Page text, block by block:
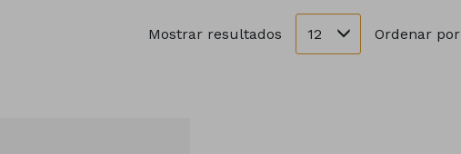
Mostrar resultados 12 Ordenar por